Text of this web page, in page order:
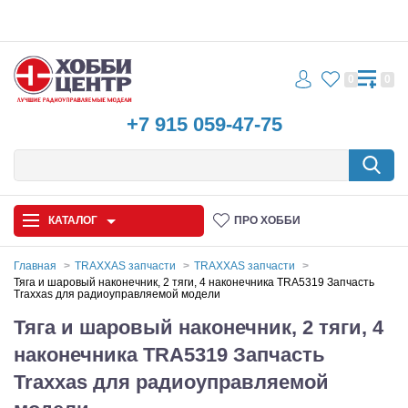
+7 915 059-47-75
0 0
КАТАЛОГ ПРО ХОББИ
Автомодели
Запчасти и аксессуары
Игрушки
Главная TRAXXAS запчасти
TRAXXAS запчасти
Тяга и шаровый наконечник, 2 тяги, 4 наконечника TRA5319 Запчасть
Traxxas для радиоуправляемой модели
Тяга и шаровый наконечник, 2 тяги, 4
наконечника TRA5319 Запчасть
Traxxas для радиоуправляемой